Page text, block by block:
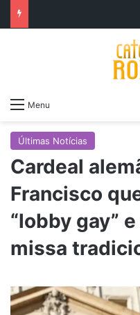
Menu
Últimas Notícias
Cardeal
Francisco
“lobby gay”
missa